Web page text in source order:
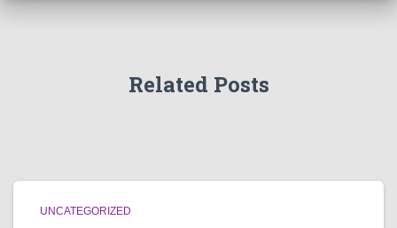
Related Posts
UNCATEGORIZED